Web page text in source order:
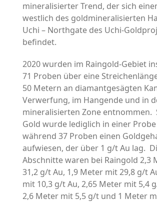
mineralisierter Trend, der sich
westlich des goldmineralisierten
Uchi – Northgate des Uchi-
befindet.
2020 wurden im Raingold-Gebiet
71 Proben über eine
50 Metern an diamantgesägten
Verwerfung, im Hangende und in
mineralisierten Zone entnommen.
Gold wurde lediglich in einer
während 37 Proben einen
aufwiesen, der über 1 g/t Au lag.
Abschnitte waren bei Raingold 2,3
31,2 g/t Au, 1,9 Meter mit 29,8 g/t
mit 10,3 g/t Au, 2,65 Meter mit 5,4
2,6 Meter mit 5,5 g/t und 1 Meter